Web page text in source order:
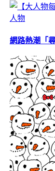
網路熱潮「